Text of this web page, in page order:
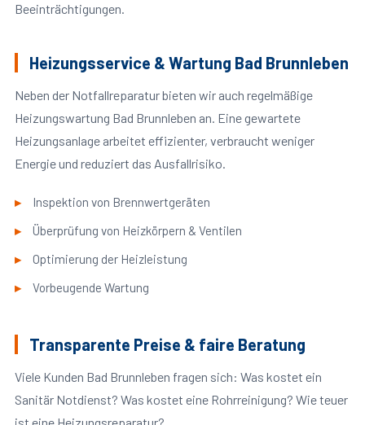
Beeinträchtigungen.
Heizungsservice & Wartung Bad Brunnleben
Neben der Notfallreparatur bieten wir auch regelmäßige
Heizungswartung Bad Brunnleben an. Eine gewartete
Heizungsanlage arbeitet effizienter, verbraucht weniger
Energie und reduziert das Ausfallrisiko.
Inspektion von Brennwertgeräten
Überprüfung von Heizkörpern & Ventilen
Optimierung der Heizleistung
Vorbeugende Wartung
Transparente Preise & faire Beratung
Viele Kunden Bad Brunnleben fragen sich: Was kostet ein
Sanitär Notdienst? Was kostet eine Rohrreinigung? Wie teuer